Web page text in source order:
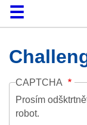
DomůKolekce
Prohlížení
O
CAPTCHA
Prosím
robot.